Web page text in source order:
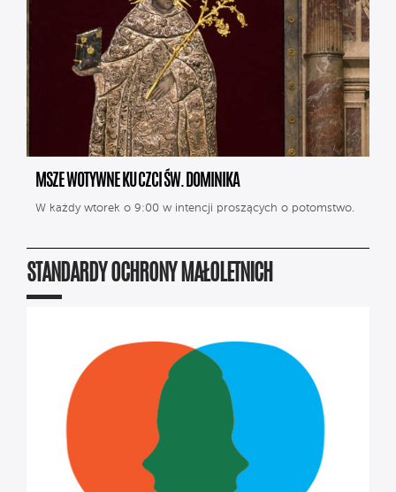
MSZE WOTYWNE KU CZCI ŚW. DOMINIKA
W każdy wtorek o 9:00 w intencji proszących o potomstwo.
STANDARDY OCHRONY MAŁOLETNICH